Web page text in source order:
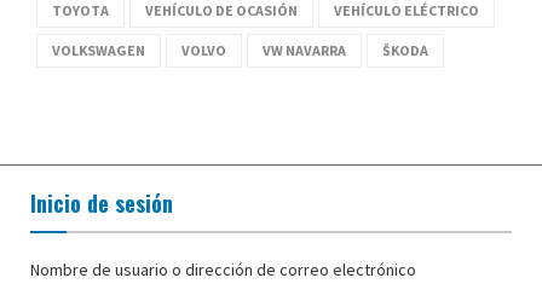
TOYOTA VEHÍCULO DE OCASIÓN VEHÍCULO ELÉCTRICO
VOLKSWAGEN VOLVO VW NAVARRA ŠKODA
Inicio de sesión
Nombre de usuario o dirección de correo electrónico